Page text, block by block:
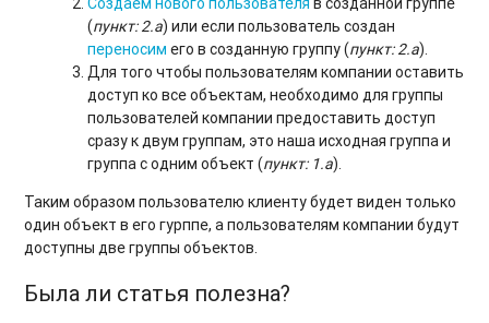
(пункт: 2.а) или если пользователь создан
переносим его в созданную группу (пункт: 2.а).
Для того чтобы пользователям компании оставить
доступ ко все объектам, необходимо для группы
пользователей компании предоставить доступ
сразу к двум группам, это наша исходная группа и
группа с одним объект (пункт: 1.а).
Таким образом пользователю клиенту будет виден только
один объект в его гурппе, а пользователям компании будут
доступны две группы объектов.
Была ли статья полезна?